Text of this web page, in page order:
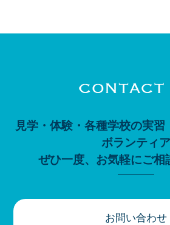
見学・体験・各種学校の実習
ボランティア
ぜひ一度、お気軽にご相
お問い合わせ